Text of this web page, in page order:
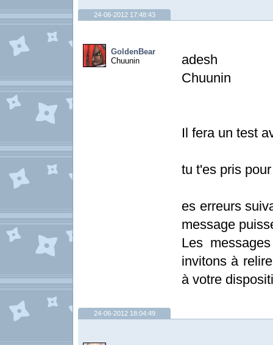
24-06-2012 17:48:43
GoldenBear
Chuunin
adesh
Chuunin
Il fera un test
tu t'es pris
es erreurs
message
Les
invitons à
à votre
24-06-2012 18:04:49